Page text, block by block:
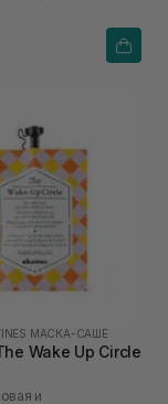
МАСКА-САШЕ
Wake Up Circle
и